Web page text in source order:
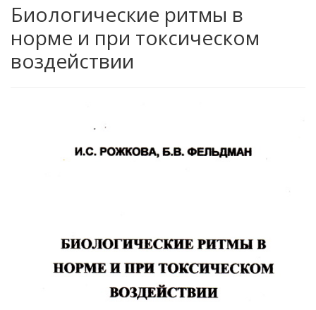
Биологические ритмы в
норме и при токсическом
воздействии